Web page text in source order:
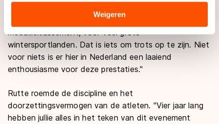
Sommige partners kunnen gegevens doorgeven aan
landen buiten de EU, zoals de VS, waar mogelijk geen
adequaat beschermingsniveau geldt volgens de GDPR.
Door op ‘Toestaan’ te klikken, stemt u in met deze
overdracht. Meer informatie vindt u in onscookiebeleid
Weigeren
was zeer indrukwekkend. De vijfde plaats in het
medailleklassement, vóór veel grote
wintersportlanden. Dat is iets om trots op te zijn. Niet
voor niets is er hier in Nederland een laaiend
enthousiasme voor deze prestaties.''
Rutte roemde de discipline en het
doorzettingsvermogen van de atleten. ''Vier jaar lang
hebben jullie alles in het teken van dit evenement